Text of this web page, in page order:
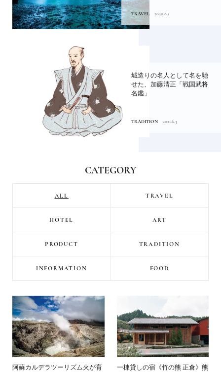
TRAVEL 2020.8.1
城造りの名人として名を馳
せた、加藤清正「戦国武将
名鑑」
TRADITION 2021.6.3
CATEGORY
ALL TRAVEL
HOTEL ART
PRODUCT TRADITION
INFORMATION FOOD
阿蘇カルデラツーリズム火が育
一棟貸しの宿《竹の熊 正倉》熊